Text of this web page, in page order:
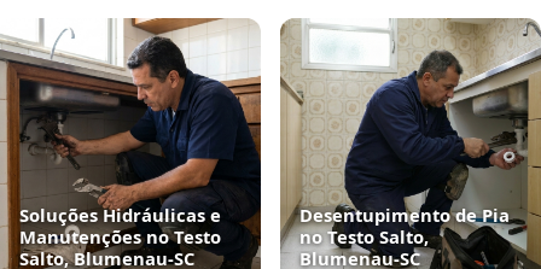
Soluções Hidráulicas e
Manutenções no Testo
Salto, Blumenau‑SC
Desentupimento de Pia
no Testo Salto,
Blumenau‑SC